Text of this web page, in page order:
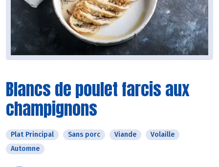
Blancs de poulet farcis aux
champignons
Plat Principal Sans porc Viande
Volaille
Automne